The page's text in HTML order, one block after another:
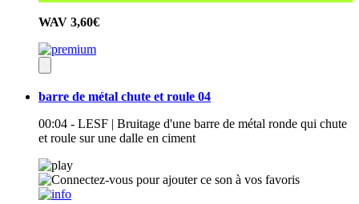
WAV 3,60€
barre de métal chute et roule 04
00:04 - LESF | Bruitage d'une barre de métal ronde qui chute
et roule sur une dalle en ciment